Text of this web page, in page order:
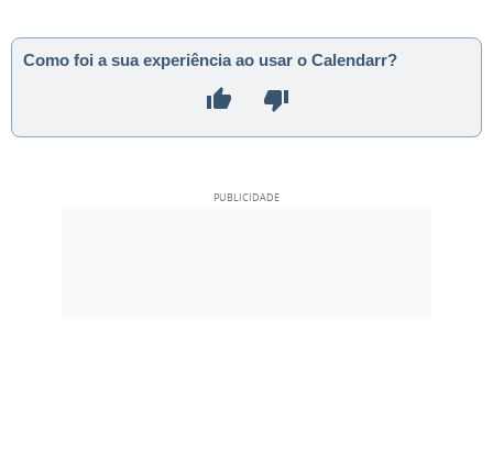
Como foi a sua experiência ao usar o Calendarr?